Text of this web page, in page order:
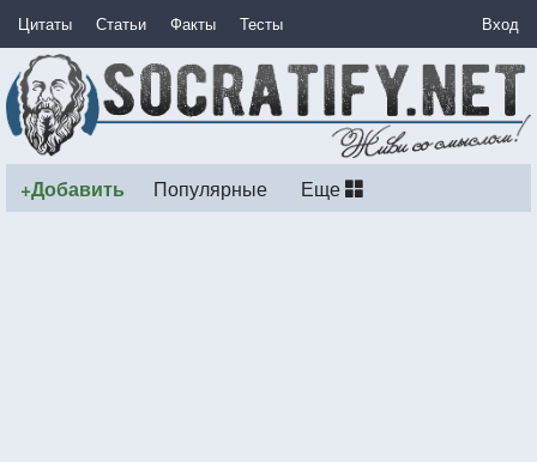
Цитаты Статьи Факты Тесты Вход
+Добавить Популярные Еще